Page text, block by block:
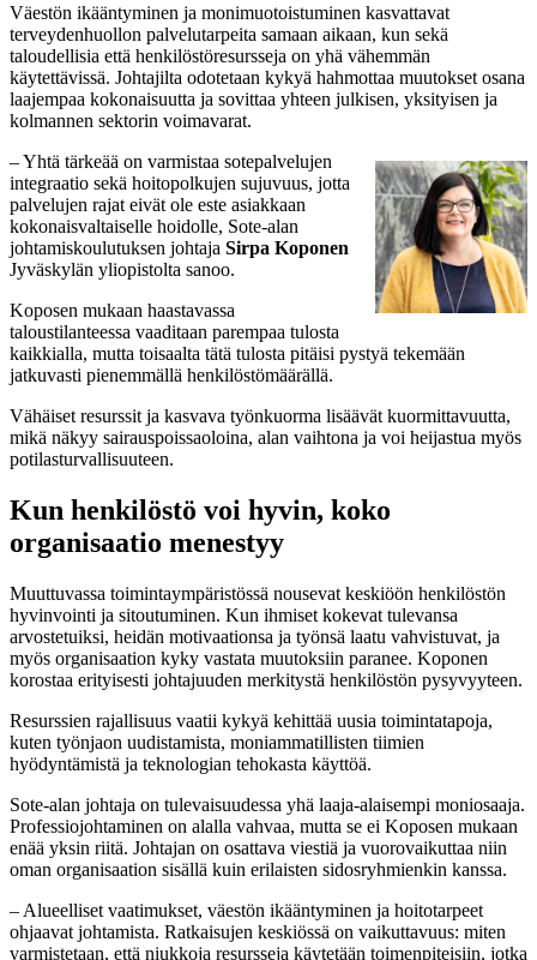
Väestön ikääntyminen ja monimuotoistuminen kasvattavat
terveydenhuollon palvelutarpeita samaan aikaan, kun sekä
taloudellisia että henkilöstöresursseja on yhä vähemmän
käytettävissä. Johtajilta odotetaan kykyä hahmottaa muutokset osana
laajempaa kokonaisuutta ja sovittaa yhteen julkisen, yksityisen ja
kolmannen sektorin voimavarat.
– Yhtä tärkeää on varmistaa sotepalvelujen
integraatio sekä hoitopolkujen sujuvuus, jotta
palvelujen rajat eivät ole este asiakkaan
kokonaisvaltaiselle hoidolle, Sote-alan
johtamiskoulutuksen johtaja Sirpa Koponen
Jyväskylän yliopistolta sanoo.
Koposen mukaan haastavassa
taloustilanteessa vaaditaan parempaa tulosta
kaikkialla, mutta toisaalta tätä tulosta pitäisi pystyä tekemään
jatkuvasti pienemmällä henkilöstömäärällä.
Vähäiset resurssit ja kasvava työnkuorma lisäävät kuormittavuutta,
mikä näkyy sairauspoissaoloina, alan vaihtona ja voi heijastua myös
potilasturvallisuuteen.
Kun henkilöstö voi hyvin, koko
organisaatio menestyy
Muuttuvassa toimintaympäristössä nousevat keskiöön henkilöstön
hyvinvointi ja sitoutuminen. Kun ihmiset kokevat tulevansa
arvostetuiksi, heidän motivaationsa ja työnsä laatu vahvistuvat, ja
myös organisaation kyky vastata muutoksiin paranee. Koponen
korostaa erityisesti johtajuuden merkitystä henkilöstön pysyvyyteen.
Resurssien rajallisuus vaatii kykyä kehittää uusia toimintatapoja,
kuten työnjaon uudistamista, moniammatillisten tiimien
hyödyntämistä ja teknologian tehokasta käyttöä.
Sote-alan johtaja on tulevaisuudessa yhä laaja-alaisempi moniosaaja.
Professiojohtaminen on alalla vahvaa, mutta se ei Koposen mukaan
enää yksin riitä. Johtajan on osattava viestiä ja vuorovaikuttaa niin
oman organisaation sisällä kuin erilaisten sidosryhmienkin kanssa.
– Alueelliset vaatimukset, väestön ikääntyminen ja hoitotarpeet
ohjaavat johtamista. Ratkaisujen keskiössä on vaikuttavuus: miten
varmistetaan, että niukkoja resursseja käytetään toimenpiteisiin, jotka